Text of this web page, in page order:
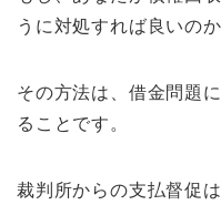
うに対処すれば良いの
その方法は、借金問題
ることです。
裁判所からの支払督促